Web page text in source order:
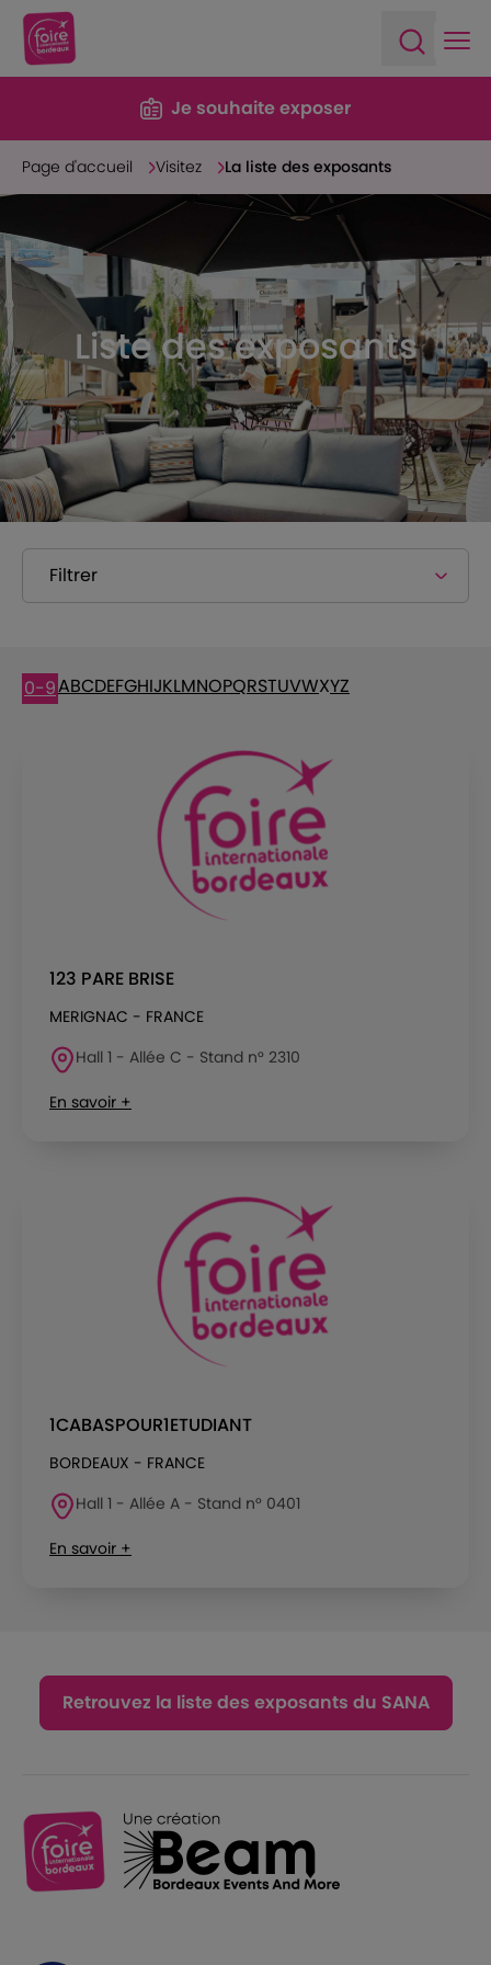
Je souhaite exposer
Page d'accueil Visitez La liste des exposants
Liste des exposants
Filtrer
0-9ABCDEFGHIJKLMNOPQRSTUVWXYZ
123 PARE BRISE
MERIGNAC - FRANCE
Hall 1 - Allée C - Stand n° 2310
En savoir +
1CABASPOUR1ETUDIANT
BORDEAUX - FRANCE
Hall 1 - Allée A - Stand n° 0401
En savoir +
Retrouvez la liste des exposants du SANA